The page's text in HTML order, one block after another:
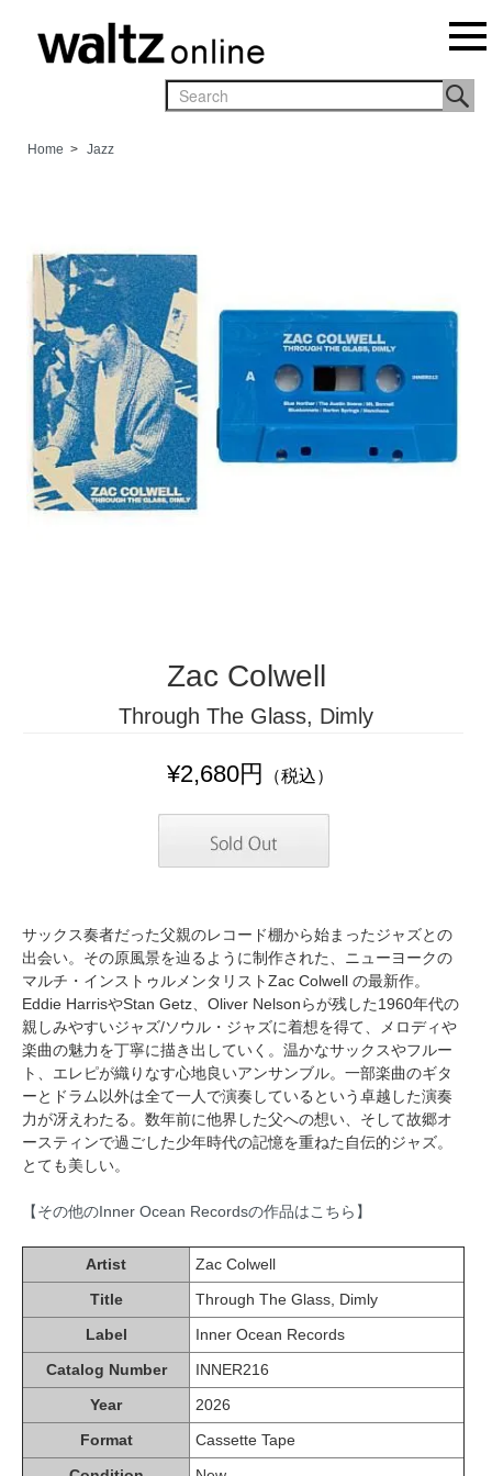
Home > Jazz
Zac Colwell
Through The Glass, Dimly
¥2,680円 （税込）
サックス奏者だった父親のレコード棚から始まったジャズとの
出会い。その原風景を辿るように制作された、ニューヨークの
マルチ・インストゥルメンタリストZac Colwell の最新作。
Eddie HarrisやStan Getz、Oliver Nelsonらが残した1960年代の
親しみやすいジャズ/ソウル・ジャズに着想を得て、メロディや
楽曲の魅力を丁寧に描き出していく。温かなサックスやフルー
ト、エレピが織りなす心地良いアンサンブル。一部楽曲のギタ
ーとドラム以外は全て一人で演奏しているという卓越した演奏
力が冴えわたる。数年前に他界した父への想い、そして故郷オ
ースティンで過ごした少年時代の記憶を重ねた自伝的ジャズ。
とても美しい。
【その他のInner Ocean Recordsの作品はこちら】
Artist
Zac Colwell
Title
Through The Glass, Dimly
Label
Inner Ocean Records
Catalog Number
INNER216
Year
2026
Format
Cassette Tape